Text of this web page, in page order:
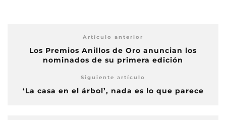
Artículo anterior
Los Premios Anillos de Oro anuncian los
nominados de su primera edición
Siguiente artículo
‘La casa en el árbol’, nada es lo que parece